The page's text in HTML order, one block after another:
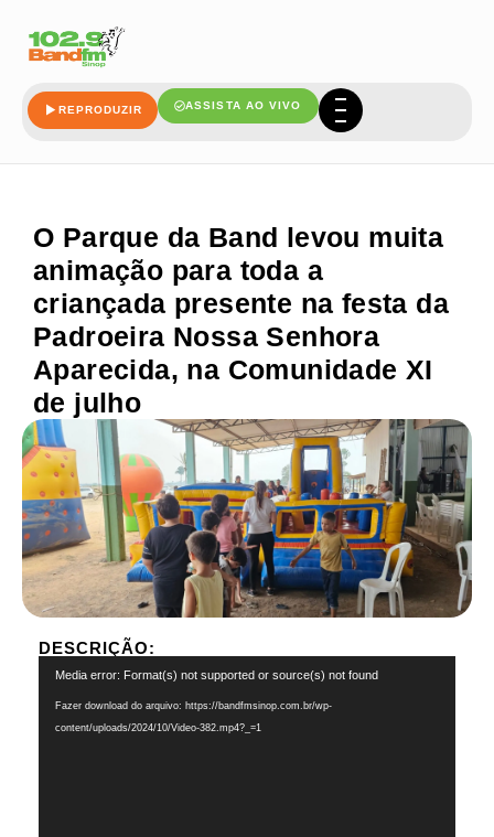
REPRODUZIR ASSISTA AO VIVO
O Parque da Band levou muita
animação para toda a
criançada presente na festa da
Padroeira Nossa Senhora
Aparecida, na Comunidade XI
de julho
DESCRIÇÃO:
vídeo
Media error: Format(s) not supported or source(s) not found
Fazer download do arquivo: https://bandfmsinop.com.br/wp-
content/uploads/2024/10/Video-382.mp4?_=1